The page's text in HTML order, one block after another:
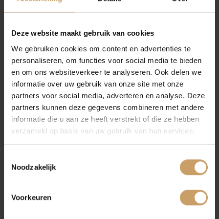
Deze website maakt gebruik van cookies
We gebruiken cookies om content en advertenties te
personaliseren, om functies voor social media te bieden
en om ons websiteverkeer te analyseren. Ook delen we
informatie over uw gebruik van onze site met onze
partners voor social media, adverteren en analyse. Deze
partners kunnen deze gegevens combineren met andere
informatie die u aan ze heeft verstrekt of die ze hebben
verzameld op basis van uw gebruik van hun services.
Noodzakelijk
Voorkeuren
met ons op
, we helpen u graag weer veilig en
PAGINA DELEN:
Financiering
Autoverzekeringen
Verkoop
Auto onderhoud
Over Autobedrijf De Baaij